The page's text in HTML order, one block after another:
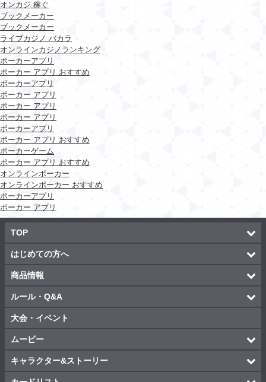
オンカジ 稼ぐ
ブックメーカー
ブックメーカー
ライブカジノ バカラ
オンラインカジノランキング
ポーカーアプリ
ポーカー アプリ おすすめ
ポーカーアプリ
ポーカー アプリ
ポーカー アプリ
ポーカー アプリ
ポーカーアプリ
ポーカー アプリ おすすめ
ポーカーゲーム
ポーカー アプリ おすすめ
オンラインポーカー
オンラインポーカー おすすめ
ポーカーアプリ
ポーカー アプリ
TOP
はじめての方へ
商品情報
ルール・Q&A
大会・イベント
ムービー
キャラクター&ストーリー